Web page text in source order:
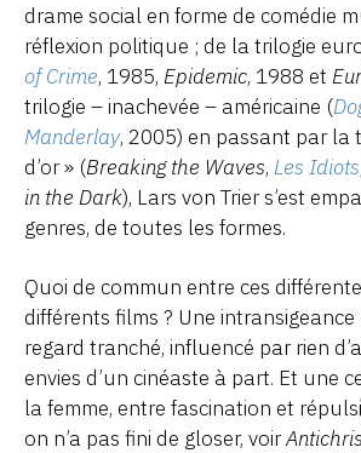
drame social en forme de comédie
réflexion politique ; de la trilogie
of Crime, 1985, Epidemic, 1988 et
trilogie – inachevée – américaine (
Manderlay, 2005) en passant par la
d’or » (Breaking the Waves, Les Idiots
in the Dark), Lars von Trier s’est
genres, de toutes les formes.
Quoi de commun entre ces
différents films ? Une
regard tranché, influencé par rien
envies d’un cinéaste à part. Et une
la femme, entre fascination et
on n’a pas fini de gloser, voir